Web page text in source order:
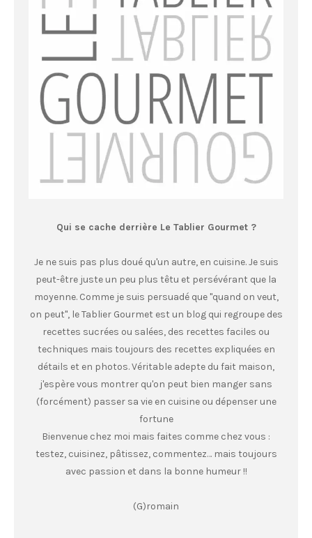
Qui se cache derrière Le Tablier Gourmet ?
Je ne suis pas plus doué qu'un autre, en cuisine. Je suis
peut-être juste un peu plus têtu et persévérant que la
moyenne. Comme je suis persuadé que "quand on veut,
on peut", le Tablier Gourmet est un blog qui regroupe des
recettes sucrées ou salées, des recettes faciles ou
techniques mais toujours des recettes expliquées en
détails et en photos. Véritable adepte du fait maison,
j'espère vous montrer qu'on peut bien manger sans
(forcément) passer sa vie en cuisine ou dépenser une
fortune
Bienvenue chez moi mais faites comme chez vous :
testez, cuisinez, pâtissez, commentez… mais toujours
avec passion et dans la bonne humeur !!
(G)romain